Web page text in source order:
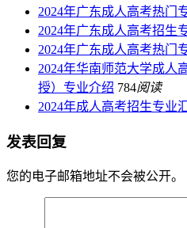
2024年广东成人高考热门
2024年广东成人高考招生
2024年广东成人高考热门
2024年华南师范大学成人
授）专业介绍 784阅读
2024年成人高考招生专业
发表回复
您的电子邮箱地址不会被公开。